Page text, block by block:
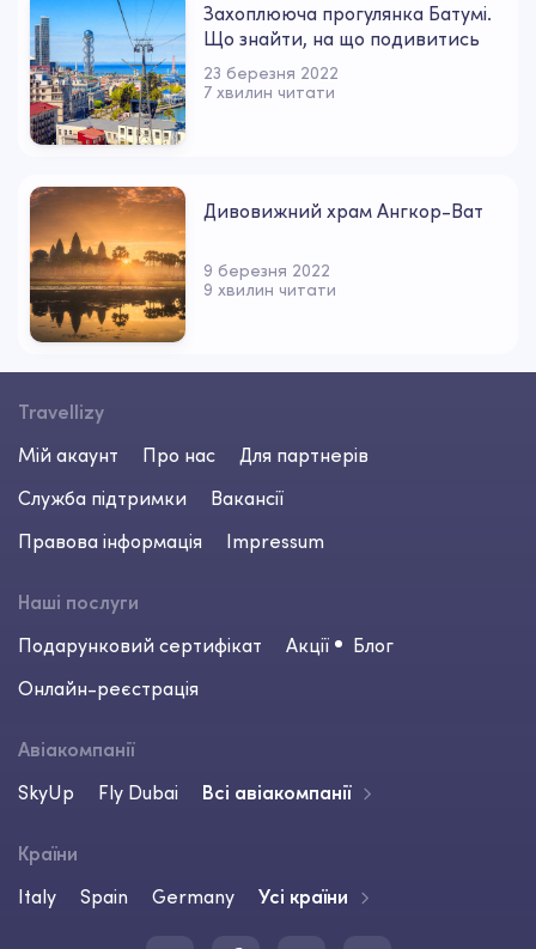
Захоплююча прогулянка Батумі.
Що знайти, на що подивитись
23 березня 2022
7 хвилин читати
Дивовижний храм Ангкор-Ват
9 березня 2022
9 хвилин читати
Travellizy
Мій акаунт
Про нас
Для партнерів
Служба підтримки
Вакансії
Правова інформація
Impressum
Наші послуги
Подарунковий сертифікат
Акції
Блог
Онлайн-реєстрація
Авіакомпанії
SkyUp
Fly Dubai Всі авіакомпанії
Країни
Italy
Spain Germany Усі країни